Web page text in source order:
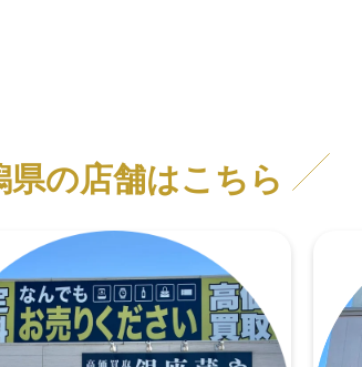
県の店舗はこちら